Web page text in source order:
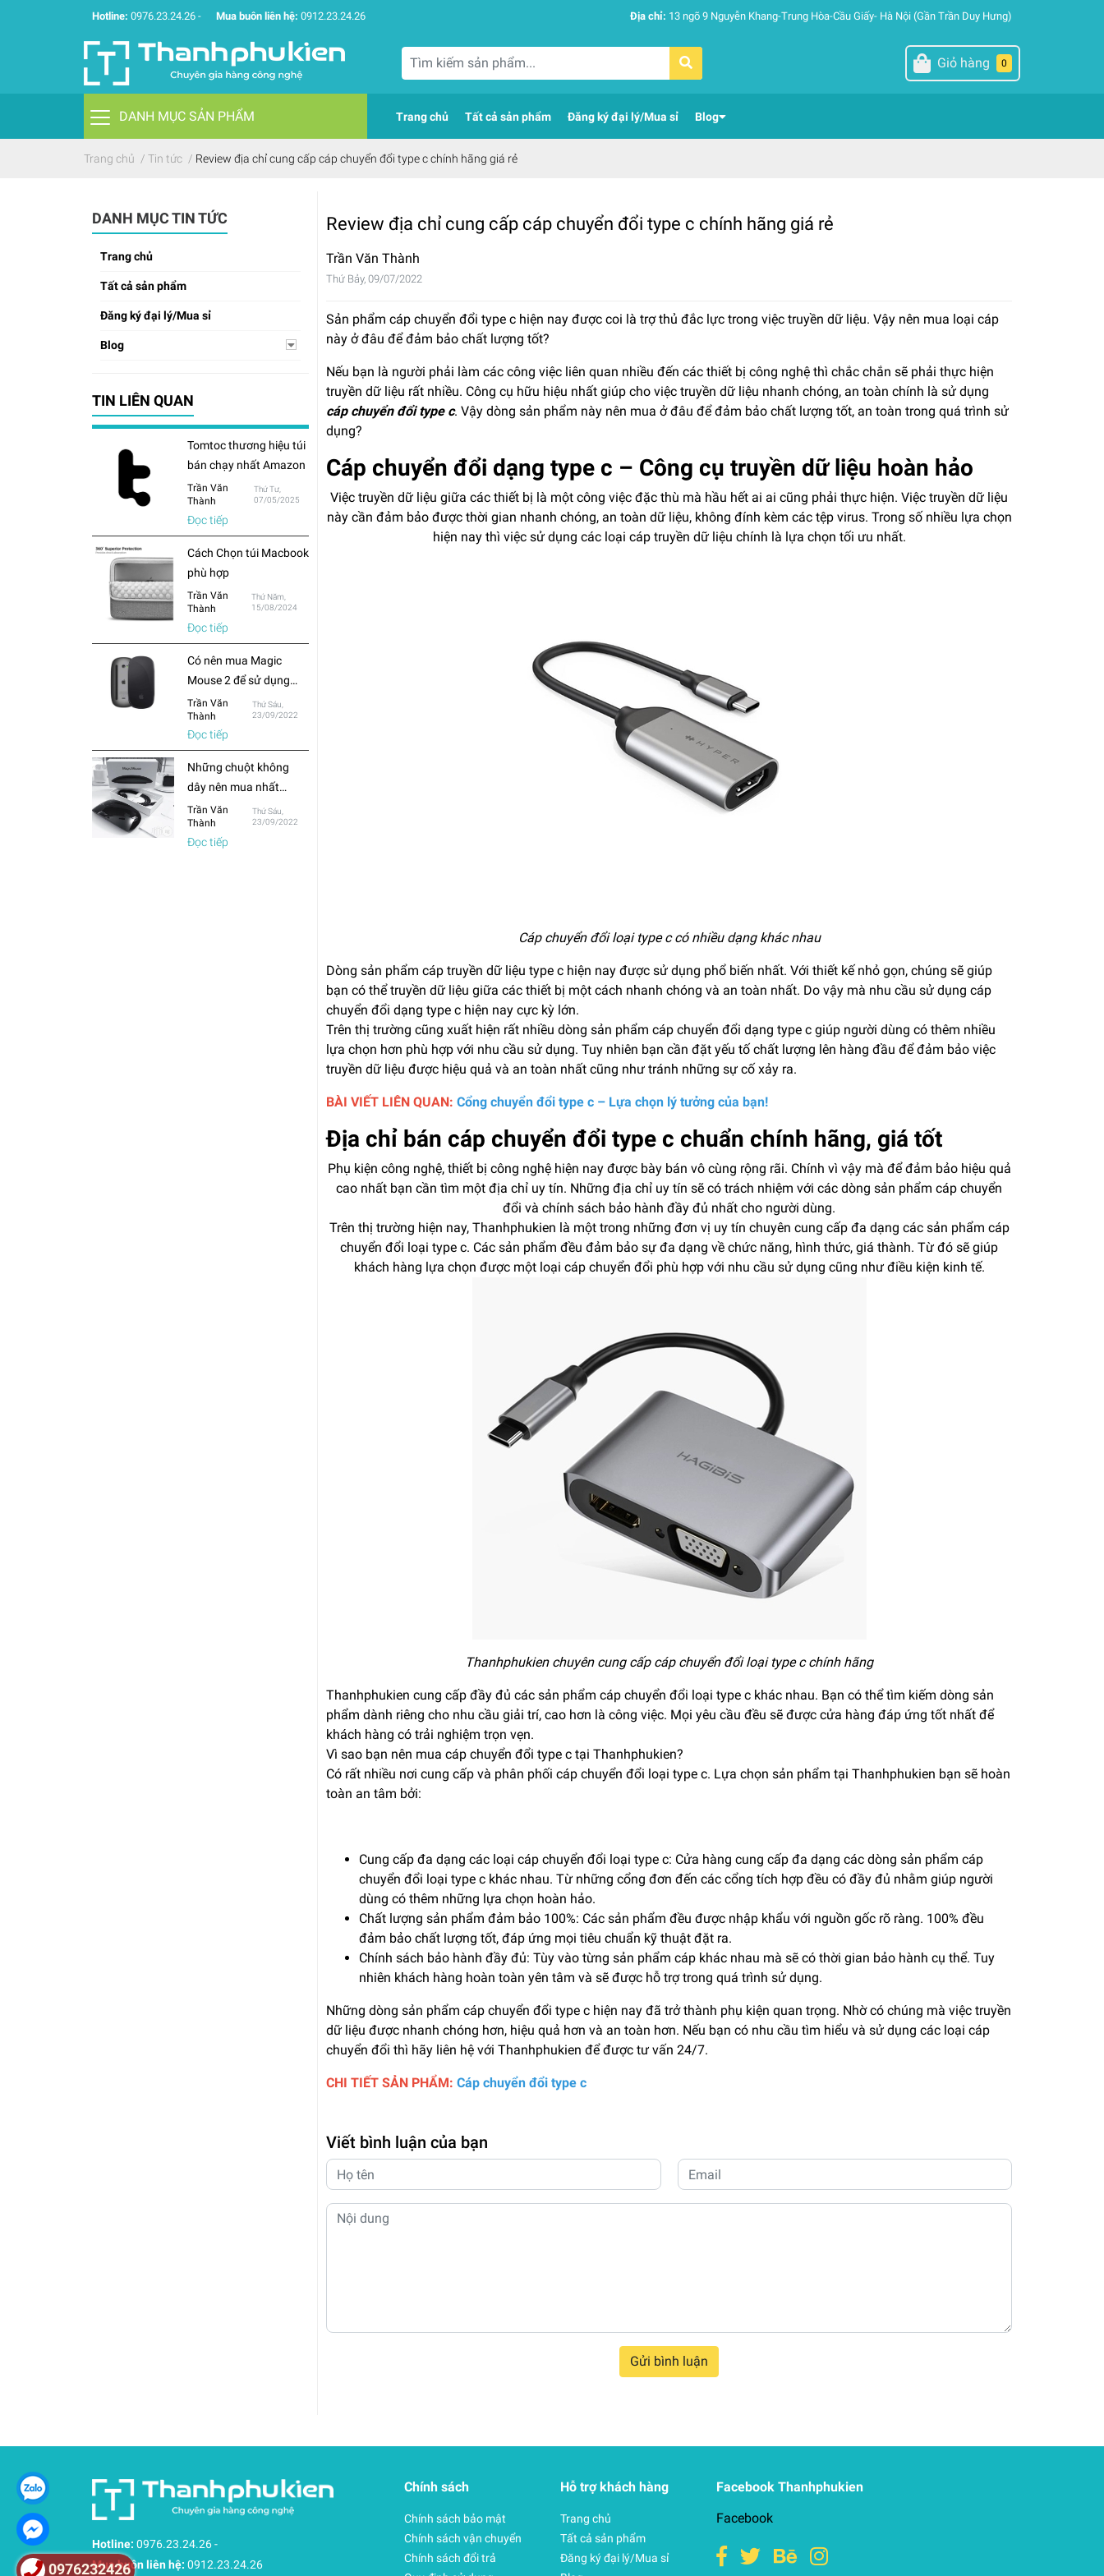
Hotline: 0976.23.24.26 - Mua buôn liên hệ: 0912.23.24.26 Địa chỉ: 13 ngõ 9 Nguyễn Khang-Trung Hòa-Cầu Giấy- Hà Nội (Gần Trần Duy Hưng)
Giỏ hàng 0
DANH MỤC SẢN PHẨM Trang chủ Tất cả sản phẩm Đăng ký đại lý/Mua sỉ Blog
Trang chủ / Tin tức / Review địa chỉ cung cấp cáp chuyển đổi type c chính hãng giá rẻ
DANH MỤC TIN TỨC
Trang chủ
Tất cả sản phẩm
Đăng ký đại lý/Mua sỉ
Blog
TIN LIÊN QUAN
Tomtoc thương hiệu túi
bán chạy nhất Amazon
Trần Văn
Thành
Thứ Tư,
07/05/2025
Đọc tiếp
Cách Chọn túi Macbook
phù hợp
Trần Văn
Thành
Thứ Năm,
15/08/2024
Đọc tiếp
Có nên mua Magic
Mouse 2 để sử dụng
cho Macbook hay chỉ
mua chuột thông
thường?
Trần Văn
Thành
Thứ Sáu,
23/09/2022
Đọc tiếp
Những chuột không
dây nên mua nhất
trong năm 2022
Trần Văn
Thành
Thứ Sáu,
23/09/2022
Đọc tiếp
Review địa chỉ cung cấp cáp chuyển đổi type c chính hãng giá rẻ
Trần Văn Thành
Thứ Bảy, 09/07/2022
Sản phẩm cáp chuyển đổi type c hiện nay được coi là trợ thủ đắc lực trong việc truyền dữ liệu. Vậy nên mua loại cáp
này ở đâu để đảm bảo chất lượng tốt?
Nếu bạn là người phải làm các công việc liên quan nhiều đến các thiết bị công nghệ thì chắc chắn sẽ phải thực hiện
truyền dữ liệu rất nhiều. Công cụ hữu hiệu nhất giúp cho việc truyền dữ liệu nhanh chóng, an toàn chính là sử dụng
cáp chuyển đổi type c. Vậy dòng sản phẩm này nên mua ở đâu để đảm bảo chất lượng tốt, an toàn trong quá trình sử
dụng?
Cáp chuyển đổi dạng type c – Công cụ truyền dữ liệu hoàn hảo
Việc truyền dữ liệu giữa các thiết bị là một công việc đặc thù mà hầu hết ai ai cũng phải thực hiện. Việc truyền dữ liệu
này cần đảm bảo được thời gian nhanh chóng, an toàn dữ liệu, không đính kèm các tệp virus. Trong số nhiều lựa chọn
hiện nay thì việc sử dụng các loại cáp truyền dữ liệu chính là lựa chọn tối ưu nhất.
Cáp chuyển đổi loại type c có nhiều dạng khác nhau
Dòng sản phẩm cáp truyền dữ liệu type c hiện nay được sử dụng phổ biến nhất. Với thiết kế nhỏ gọn, chúng sẽ giúp
bạn có thể truyền dữ liệu giữa các thiết bị một cách nhanh chóng và an toàn nhất. Do vậy mà nhu cầu sử dụng cáp
chuyển đổi dạng type c hiện nay cực kỳ lớn.
Trên thị trường cũng xuất hiện rất nhiều dòng sản phẩm cáp chuyển đổi dạng type c giúp người dùng có thêm nhiều
lựa chọn hơn phù hợp với nhu cầu sử dụng. Tuy nhiên bạn cần đặt yếu tố chất lượng lên hàng đầu để đảm bảo việc
truyền dữ liệu được hiệu quả và an toàn nhất cũng như tránh những sự cố xảy ra.
BÀI VIẾT LIÊN QUAN: Cổng chuyển đổi type c – Lựa chọn lý tưởng của bạn!
Địa chỉ bán cáp chuyển đổi type c chuẩn chính hãng, giá tốt
Phụ kiện công nghệ, thiết bị công nghệ hiện nay được bày bán vô cùng rộng rãi. Chính vì vậy mà để đảm bảo hiệu quả
cao nhất bạn cần tìm một địa chỉ uy tín. Những địa chỉ uy tín sẽ có trách nhiệm với các dòng sản phẩm cáp chuyển
đổi và chính sách bảo hành đầy đủ nhất cho người dùng.
Trên thị trường hiện nay, Thanhphukien là một trong những đơn vị uy tín chuyên cung cấp đa dạng các sản phẩm cáp
chuyển đổi loại type c. Các sản phẩm đều đảm bảo sự đa dạng về chức năng, hình thức, giá thành. Từ đó sẽ giúp
khách hàng lựa chọn được một loại cáp chuyển đổi phù hợp với nhu cầu sử dụng cũng như điều kiện kinh tế.
Thanhphukien chuyên cung cấp cáp chuyển đổi loại type c chính hãng
Thanhphukien cung cấp đầy đủ các sản phẩm cáp chuyển đổi loại type c khác nhau. Bạn có thể tìm kiếm dòng sản
phẩm dành riêng cho nhu cầu giải trí, cao hơn là công việc. Mọi yêu cầu đều sẽ được cửa hàng đáp ứng tốt nhất để
khách hàng có trải nghiệm trọn vẹn.
Vì sao bạn nên mua cáp chuyển đổi type c tại Thanhphukien?
Có rất nhiều nơi cung cấp và phân phối cáp chuyển đổi loại type c. Lựa chọn sản phẩm tại Thanhphukien bạn sẽ hoàn
toàn an tâm bởi:
Cung cấp đa dạng các loại cáp chuyển đổi loại type c: Cửa hàng cung cấp đa dạng các dòng sản phẩm cáp
chuyển đổi loại type c khác nhau. Từ những cổng đơn đến các cổng tích hợp đều có đầy đủ nhằm giúp người
dùng có thêm những lựa chọn hoàn hảo.
Chất lượng sản phẩm đảm bảo 100%: Các sản phẩm đều được nhập khẩu với nguồn gốc rõ ràng. 100% đều
đảm bảo chất lượng tốt, đáp ứng mọi tiêu chuẩn kỹ thuật đặt ra.
Chính sách bảo hành đầy đủ: Tùy vào từng sản phẩm cáp khác nhau mà sẽ có thời gian bảo hành cụ thể. Tuy
nhiên khách hàng hoàn toàn yên tâm và sẽ được hỗ trợ trong quá trình sử dụng.
Những dòng sản phẩm cáp chuyển đổi type c hiện nay đã trở thành phụ kiện quan trọng. Nhờ có chúng mà việc truyền
dữ liệu được nhanh chóng hơn, hiệu quả hơn và an toàn hơn. Nếu bạn có nhu cầu tìm hiểu và sử dụng các loại cáp
chuyển đổi thì hãy liên hệ với Thanhphukien để được tư vấn 24/7.
CHI TIẾT SẢN PHẨM: Cáp chuyển đổi type c
Viết bình luận của bạn
Gửi bình luận
Hotline: 0976.23.24.26-
Mua buôn liên hệ: 0912.23.24.26
Chính sách
Chính sách bảo mật
Chính sách vận chuyển
Chính sách đổi trả
Hỗ trợ khách hàng
Trang chủ
Tất cả sản phẩm
Đăng ký đại lý/Mua sỉ
Facebook Thanhphukien
Facebook
0976232426